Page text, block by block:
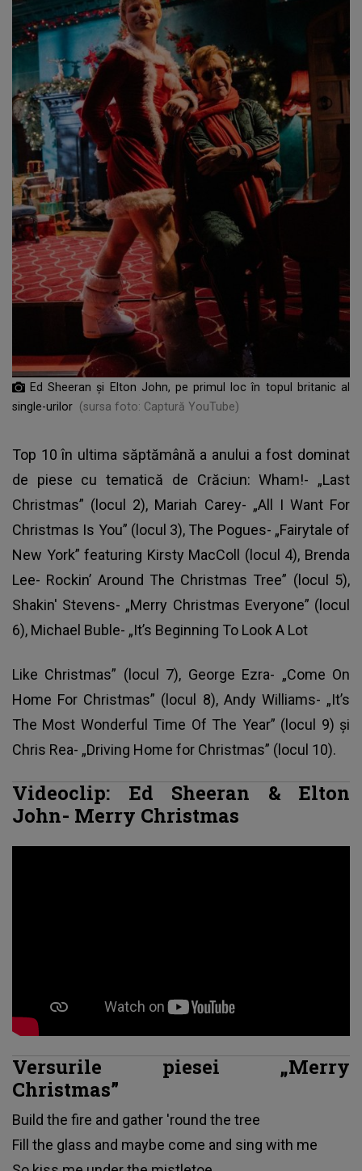
Ed Sheeran şi Elton John, pe primul loc în topul britanic al
single-urilor (sursa foto: Captură YouTube)
Top 10 în ultima săptămână a anului a fost dominat
de piese cu tematică de Crăciun: Wham!- „Last
Christmas” (locul 2), Mariah Carey- „All I Want For
Christmas Is You” (locul 3), The Pogues- „Fairytale of
New York” featuring Kirsty MacColl (locul 4), Brenda
Lee- Rockin’ Around The Christmas Tree” (locul 5),
Shakin' Stevens- „Merry Christmas Everyone” (locul
6), Michael Buble- „It’s Beginning To Look A Lot
Like Christmas” (locul 7), George Ezra- „Come On
Home For Christmas” (locul 8), Andy Williams- „It’s
The Most Wonderful Time Of The Year” (locul 9) şi
Chris Rea- „Driving Home for Christmas” (locul 10).
Videoclip: Ed Sheeran & Elton
John- Merry Christmas
Versurile piesei „Merry
Christmas”
Build the fire and gather 'round the tree
Fill the glass and maybe come and sing with me